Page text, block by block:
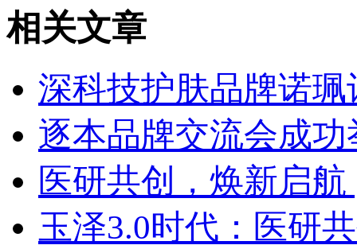
相关文章
深科技护肤品牌诺
逐本品牌交流会成
医研共创，焕新启
玉泽3.0时代：医研